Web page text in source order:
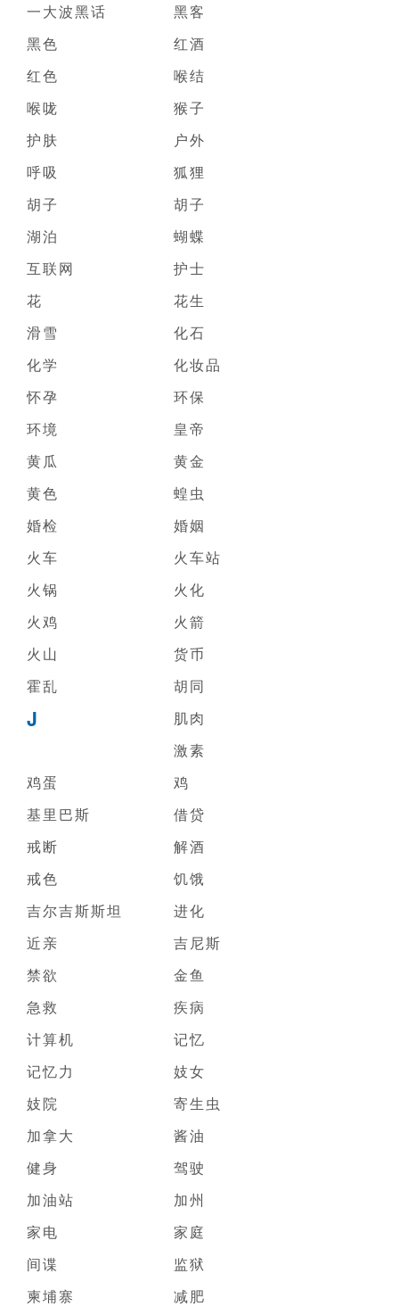
一大波黑话
黑客
黑色
红酒
红色
喉结
喉咙
猴子
护肤
户外
呼吸
狐狸
胡子
胡子
湖泊
蝴蝶
互联网
护士
花
花生
滑雪
化石
化学
化妆品
怀孕
环保
环境
皇帝
黄瓜
黄金
黄色
蝗虫
婚检
婚姻
火车
火车站
火锅
火化
火鸡
火箭
火山
货币
霍乱
胡同
J
肌肉
激素
鸡蛋
鸡
基里巴斯
借贷
戒断
解酒
戒色
饥饿
吉尔吉斯斯坦
进化
近亲
吉尼斯
禁欲
金鱼
急救
疾病
计算机
记忆
记忆力
妓女
妓院
寄生虫
加拿大
酱油
健身
驾驶
加油站
加州
家电
家庭
间谍
监狱
柬埔寨
减肥